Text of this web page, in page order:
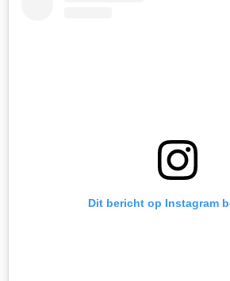
Dit bericht op Instagram